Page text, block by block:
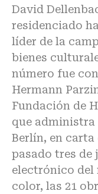
David
residenciado
líder de la
bienes
número fue
Hermann
Fundación de
que administra
Berlín, en carta
pasado tres de
electrónico del
color, las 21